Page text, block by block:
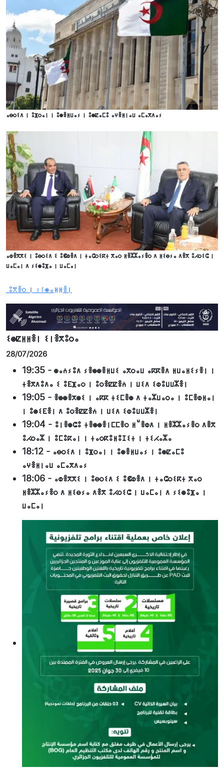
ⴰⴱⵔⵉⴷ ⵏ ⵓⴼⵔⴰⵏ ⵏ ⵓⵙⴻⵍⵡⴰⵢ ⵏ ⵓⵙⵇⴰⵎⵓ ⴰⵖⴻⵍⵏⴰⵡ ⴰⵎⴰⴳⴷⴰⵢ
ⴰⵀⴻⴳⴳⵉ ⵏ ⵓⴱⵔⵉⴷ ⵉ ⵓⵞⵀⴻⴷ ⵏ ⵜⴰⵛⵔⵉⴽⵜ ⴳⴰⵔ ⵍⴻⵣⵣⴰⵢⴻⵔ ⴷ ⵍⵉⴱⵢⴰ ⴷⴻⴳ ⵓⵃⵔⵉⵛ ⵏ
ⵡⴰⵎⴰⵏ ⴷ ⵢⵉⵙⵓⴼⴰ ⵏ ⵡⴰⵎⴰⵏ
ⵓⴳⴻⵔ ⵏ ⵢⵉⵙⴰⵍⵍⴻⵏ
ⵉⵙⵇⵍⵍⴻⵏ ⵉⵏⴻⴳⵓⵔⴰ
28/07/2026
19:35 - ⵙⴰⵄⵢⵓⴷ ⵢⴻⵙⵙⴻⵍⵡⵉ ⴰⴳⵔⴰⵡ ⴰⴽⴽⴻⴷ ⵍⵡⴰⵍⵉⵢⴻⵏ ⵏ
ⵜⴻⴳⴷⵓⴷⴰ ⵉ ⵓⴹⴼⴰⵔ ⵏ ⵓⵔⴻⵇⵇⴻⵄ ⵏ ⵡⵉⴷ ⵉⵀⵓⵡⵡⵣⴻⵏ
19:05 - ⴻⵙⵙⴻⵅⵙⵉ ⵏ ⴰⴽⴽ ⵜⵉⵎⴻⵙ ⴷ ⵜⴰⵣⵡⴰⵔⴰ ⵏ ⵓⵎⴻⵀⵍⴰⵏ
ⵏ ⵓⵙⵉⴹⴻⵏ ⴷ ⵓⵔⴻⵇⵇⴻⵄ ⵏ ⵡⵉⴷ ⵉⵀⵓⵡⵡⵣⴻⵏ
19:04 - ⵓⵏⴻⵙⵛⵓ ⵜⴻⵙⵙⴻⵏⵎⵎⴻⵔ ⵍⵯⴻⵀⴷ ⵏ ⵍⴻⵣⵣⴰⵢⴻⵔ ⴷⴻⴳ
ⵓⵃⵔⴰⵣ ⵏ ⵓⵎⵓⴽⴰⵏ ⵏ ⵜⴰⵔⴽⵓⵍⵓⵊⵉⵜ ⵏ ⵜⵉⵃⴰⵣⴰ
18:12 - ⴰⴱⵔⵉⴷ ⵏ ⵓⴼⵔⴰⵏ ⵏ ⵓⵙⴻⵍⵡⴰⵢ ⵏ ⵓⵙⵇⴰⵎⵓ
ⴰⵖⴻⵍⵏⴰⵡ ⴰⵎⴰⴳⴷⴰⵢ
18:06 - ⴰⵀⴻⴳⴳⵉ ⵏ ⵓⴱⵔⵉⴷ ⵉ ⵓⵞⵀⴻⴷ ⵏ ⵜⴰⵛⵔⵉⴽⵜ ⴳⴰⵔ
ⵍⴻⵣⵣⴰⵢⴻⵔ ⴷ ⵍⵉⴱⵢⴰ ⴷⴻⴳ ⵓⵃⵔⵉⵛ ⵏ ⵡⴰⵎⴰⵏ ⴷ ⵢⵉⵙⵓⴼⴰ ⵏ
ⵡⴰⵎⴰⵏ